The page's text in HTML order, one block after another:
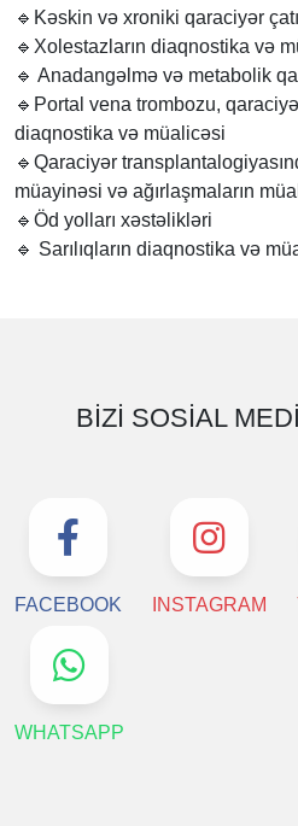
🔹 Kəskin və xroniki qaraciyər
🔹 Xolestazların diaqnostika və
🔹 Anadangəlmə və metabolik
🔹 Portal vena trombozu,
diaqnostika və müalicəsi
🔹 Qaraciyər
müayinəsi və ağırlaşmaların
🔹 Öd yolları xəstəlikləri
🔹 Sarılıqların diaqnostika və
BIZI SOSIAL
FACEBOOK INSTAGRAM
WHATSAPP